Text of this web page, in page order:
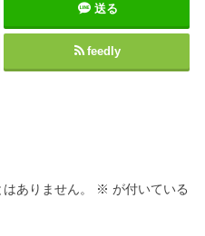
送る
feedly
ありません。 ※ が付いている